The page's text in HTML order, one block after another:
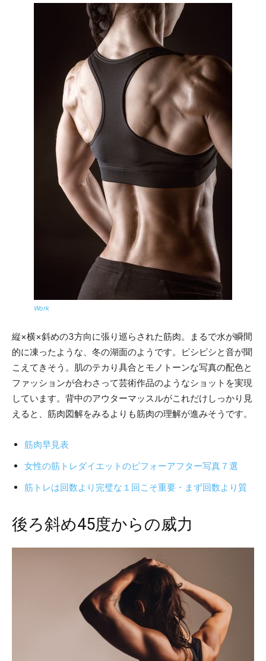
Work
縦×横×斜めの3方向に張り巡らされた筋肉。まるで水が瞬間
的に凍ったような、冬の湖面のようです。ピシピシと音が聞
こえてきそう。肌のテカり具合とモノトーンな写真の配色と
ファッションが合わさって芸術作品のようなショットを実現
しています。背中のアウターマッスルがこれだけしっかり見
えると、筋肉図解をみるよりも筋肉の理解が進みそうです。
筋肉早見表
女性の筋トレダイエットのビフォーアフター写真７選
筋トレは回数より完璧な１回こそ重要・まず回数より質
後ろ斜め45度からの威力